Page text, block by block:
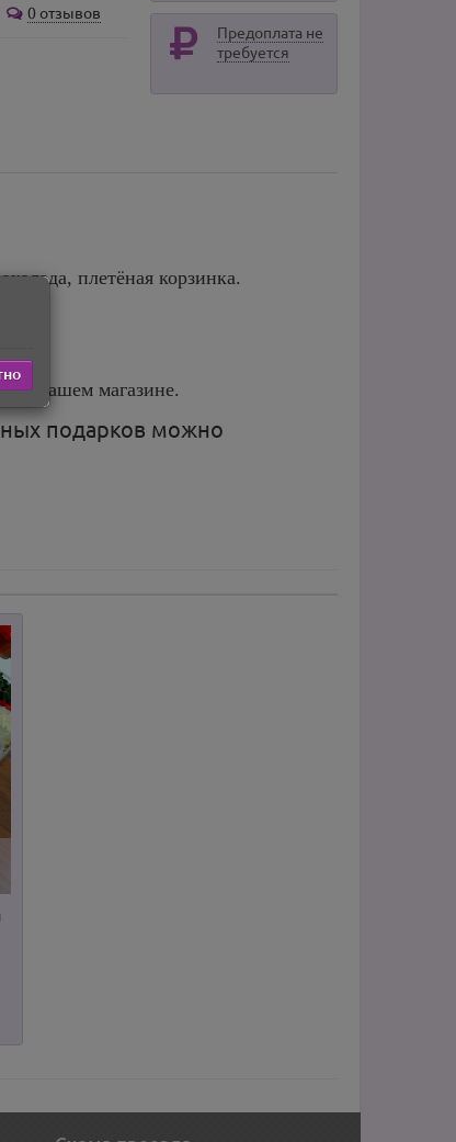
0 отзывов
Предоплата не
требуется
плетёная корзинка.
в нашем магазине.
подарков можно